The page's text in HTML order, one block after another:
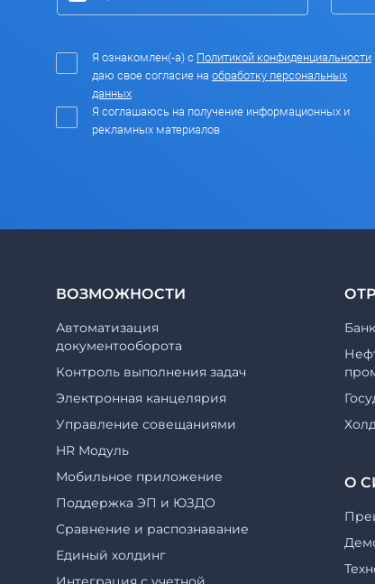
Я ознакомлен(-а) с Политикой конфиденциальности
даю свое согласие на обработку персональных
данных
Я соглашаюсь на получение информационных и
рекламных материалов
ВОЗМОЖНОСТИ
Автоматизация
документооборота
Контроль выполнения задач
Электронная канцелярия
Управление совещаниями
HR Модуль
Мобильное приложение
Поддержка ЭП и ЮЗДО
Cравнение и распознавание
Единый холдинг
О